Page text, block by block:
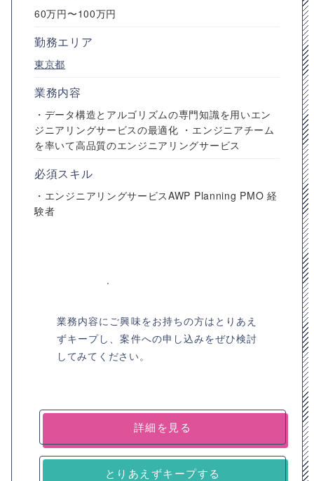
60万円〜100万円
勤務エリア
東京都
業務内容
・データ構造とアルゴリズムの専門知識を用いエン
ジニアリングサービスの最適化 ・エンジニアチーム
を率いて高品質のエンジニアリングサービス
必須スキル
・エンジニアリングサービスAWP Planning PMO 経
験者
業務内容にご興味をお持ちの方はとりあえ
ずキープし、案件への申し込みをぜひ検討
してみてください。
詳細を見る
とりあえずキープする